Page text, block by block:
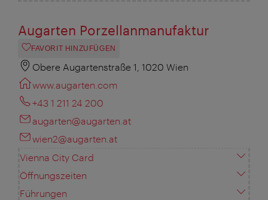
Augarten Porzellanmanufaktur
FAVORIT HINZUFÜGEN
Obere Augartenstraße 1, 1020 Wien
www.augarten.com
+43 1 211 24 200
augarten@augarten.at
wien2@augarten.at
Vienna City Card
Öffnungszeiten
Führungen